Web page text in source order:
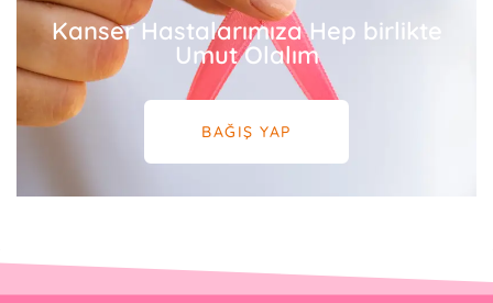
Kanser Hastalarımıza Hep birlikte
Umut Olalım
BAĞIŞ YAP